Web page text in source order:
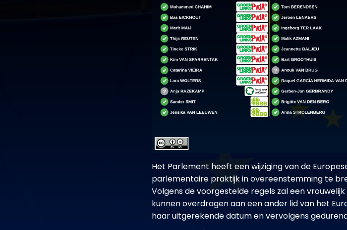
Het Parlement heeft een wijziging van de
parlementaire praktijk in overeenstemming te
Volgens de voorgestelde regels zal een
kunnen overdragen aan een ander lid van het
haar uitgerekende datum en vervolgens